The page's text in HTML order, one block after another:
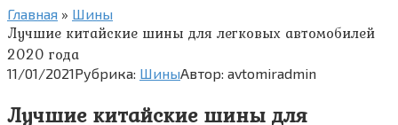
Главная » Шины
Лучшие китайские шины для легковых автомобилей
2020 года
11/01/2021Рубрика: ШиныАвтор: avtomiradmin
Лучшие китайские шины для